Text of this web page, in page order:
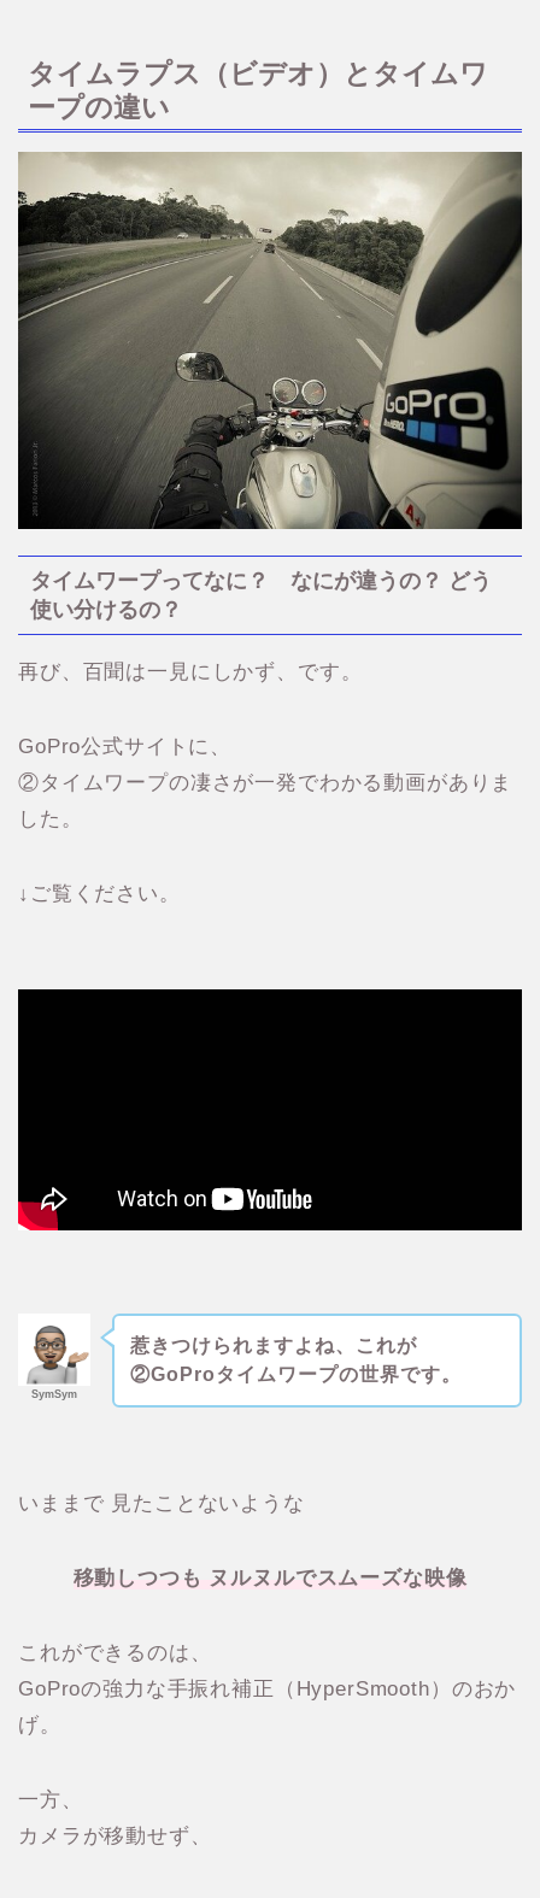
タイムラプス（ビデオ）とタイムワ
ープの違い
タイムワープってなに？ なにが違うの？ どう
使い分けるの？
再び、百聞は一見にしかず、です。
GoPro公式サイトに、
②タイムワープの凄さが一発でわかる動画がありま
した。
↓ご覧ください。
SymSym
惹きつけられますよね、これが
②GoProタイムワープの世界です。
いままで 見たことないような
移動しつつも ヌルヌルでスムーズな映像
これができるのは、
GoProの強力な手振れ補正（HyperSmooth）のおか
げ。
一方、
カメラが移動せず、